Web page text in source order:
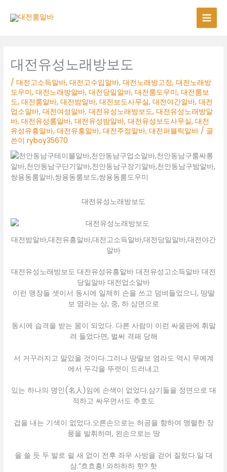
대전유성노래방보도
/대전고소득알바,대전고수입알바,대전노래방고정,대전노래방
도우미,대전노래방알바,대전당일알바,대전룸도우미,대전룸보
도,대전룸알바,대전밤알바,대전보도사무실,대전야간알바,대전
업소알바,대전여성알바,대전유성노래방보도,대전유성노래방알
바,대전유성룸알바,대전유성밤알바,대전유성보도사무실,대전
유성유흥알바,대전유흥알바,대전주점알바,대전퍼블릭알바 / 글
쓴이ryboy35670
대전유성노래방보도
대전밤알바,대전유흥알바,대전고소득알바,대전당일알바,대전야간
알바
대전유성노래방보도 대전유성유흥알바 대전유성고소득알바 대전
당일알바 대전업소알바
이런 맹장들 셋이서 동시에 일제히 손을 쓰고 덤벼들었으니, 땅딸
보 염라는 상, 중, 하 삼면으로
동시에 습격을 받는 몸이 되었다. 다른 사람이 이런 싸움판에 휘말
려 들었다면, 벌써 격패 당해
서 거꾸러지고 말았을 것이다.그러나 땅딸보 염라도 역시 무예계
에서 두각을 뚜렷이 드러내고
있는 하나의 명인(名人)임에 손색이 없었다.삼기들을 정면으로 대
적하고 싸우면서도 추호도
겁을 내는 기색이 없었다.오른손으로는 허공을 향하여 맹렬한 장
풍을 발휘하며, 왼손으로는 땅
을 쓸 듯 두 발로 쉴 새 없이 전후 좌우 사방을 걷어 질렀다.일 대
삼.”흐흐흥! 와하하하 핫? 핫